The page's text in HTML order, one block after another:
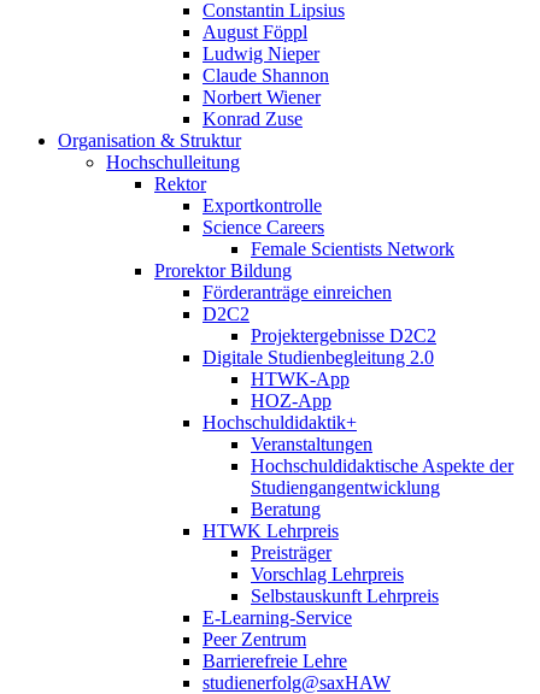
Constantin Lipsius
August Föppl
Ludwig Nieper
Claude Shannon
Norbert Wiener
Konrad Zuse
Organisation & Struktur
Hochschulleitung
Rektor
Exportkontrolle
Science Careers
Female Scientists Network
Prorektor Bildung
Förderanträge einreichen
D2C2
Projektergebnisse D2C2
Digitale Studienbegleitung 2.0
HTWK-App
HOZ-App
Hochschuldidaktik+
Veranstaltungen
Hochschuldidaktische Aspekte der
Studiengangentwicklung
Beratung
HTWK Lehrpreis
Preisträger
Vorschlag Lehrpreis
Selbstauskunft Lehrpreis
E-Learning-Service
Peer Zentrum
Barrierefreie Lehre
studienerfolg@saxHAW